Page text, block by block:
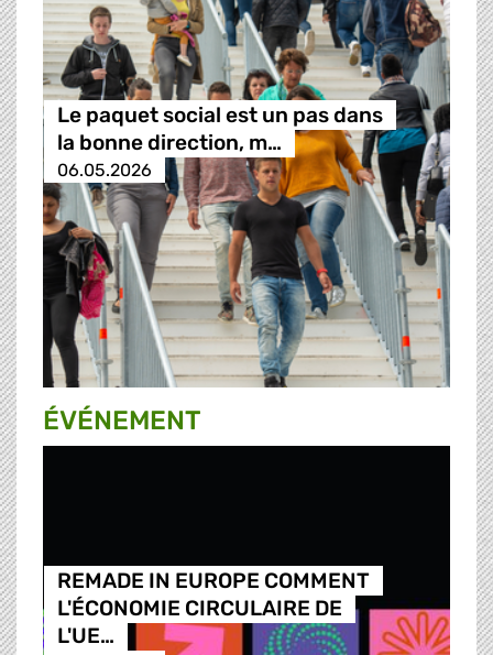
Le paquet social est un pas dans
la bonne direction, m…
06.05.2026
ÉVÉNEMENT
REMADE IN EUROPE COMMENT
L'ÉCONOMIE CIRCULAIRE DE
L'UE…